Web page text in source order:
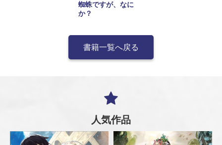
蜘蛛ですが、なに
か？
書籍一覧へ戻る
人気作品